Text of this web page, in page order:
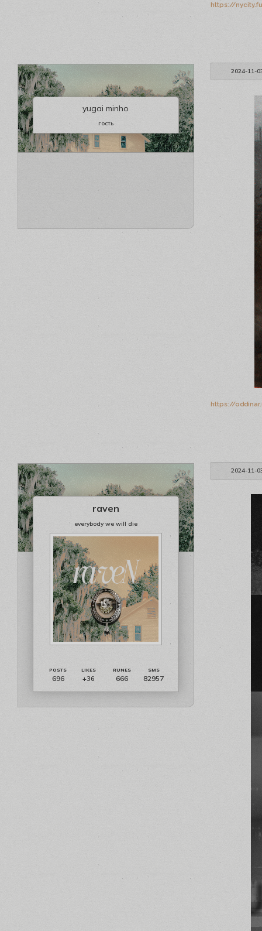
https://
2024-11-
yugai minho
гость
https://
2024-11-
raven
everybody we will die
696 +36 666 82957